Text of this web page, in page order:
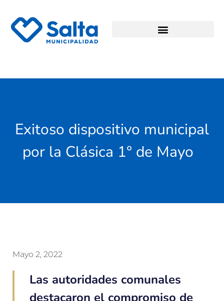
Exitoso dispositivo municipal
por la Clásica 1° de Mayo
Mayo 2, 2022
Las autoridades comunales
destacaron el compromiso de